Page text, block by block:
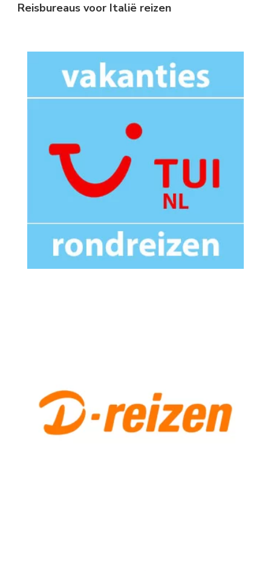
Reisbureaus voor Italië reizen